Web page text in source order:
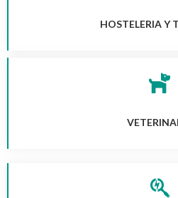
HOSTELERIA Y